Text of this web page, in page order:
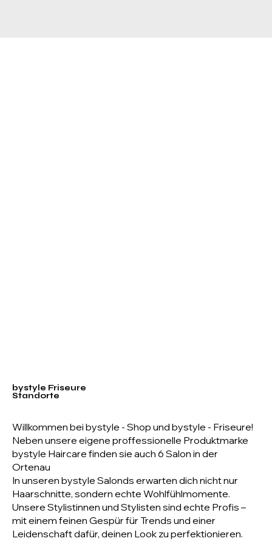
bystyle Friseure
Standorte
Willkommen bei bystyle - Shop und bystyle - Friseure!
Neben unsere eigene proffessionelle Produktmarke
bystyle Haircare finden sie auch 6 Salon in der
Ortenau
In unseren bystyle Salonds erwarten dich nicht nur
Haarschnitte, sondern echte Wohlfühlmomente.
Unsere Stylistinnen und Stylisten sind echte Profis –
mit einem feinen Gespür für Trends und einer
Leidenschaft dafür, deinen Look zu perfektionieren.